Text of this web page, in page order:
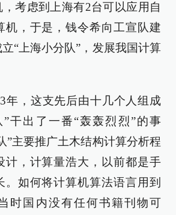
考虑到上海有2台可以应用自
机，于是，钱令希向工宣队建
“上海小分队”，发展我国计算
年，这支先后由十几个人组成
干出了一番“轰轰烈烈”的事
”主要推广土木结构计算分析程
计，计算量浩大，以前都是手
。如何将计算机算法语言用到
时国内没有任何书籍刊物可